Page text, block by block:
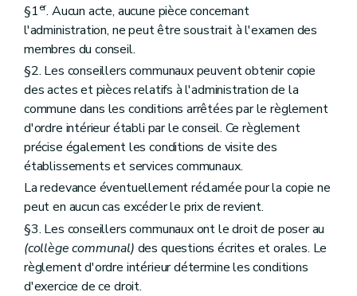
Art. L2212-76
Art. L2212-77
Art. L2212-78
Art. L2212-79
Art. L2212-80
Art. L2212-81
Art. L2212-81
bis
Section 8 Le serment
Art. L2212-82
Art. L2212-83
Art. L2212-84
Chapitre III Actes des autorités provinciales
Section première Rédaction des actes
Art. L2213-1
Section 2 Publication des actes
Art. L2213-2
Art. L2213-3
Chapitre IV
§1er. Aucun acte, aucune pièce concernant
l'administration, ne peut être soustrait à l'examen des
membres du conseil.
§2. Les conseillers communaux peuvent obtenir copie
des actes et pièces relatifs à l'administration de la
commune dans les conditions arrêtées par le règlement
d'ordre intérieur établi par le conseil. Ce règlement
précise également les conditions de visite des
établissements et services communaux.
La redevance éventuellement réclamée pour la copie ne
peut en aucun cas excéder le prix de revient.
§3. Les conseillers communaux ont le droit de poser au
(collège communal) des questions écrites et orales. Le
règlement d'ordre intérieur détermine les conditions
d'exercice de ce droit.